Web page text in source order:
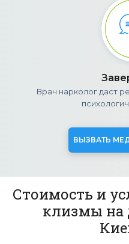
Врач нарколог даст
ВЫЗВАТЬ
Стоимость и
клизмы на